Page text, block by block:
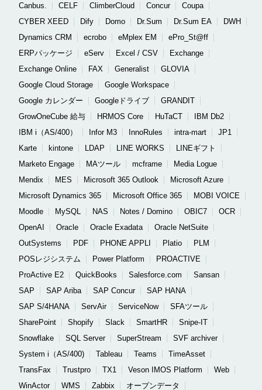
Canbus.
CELF ClimberCloud Concur
Coupa
CYBER XEED
Dify Domo Dr.Sum Dr.Sum EA
DWH
Dynamics CRM
ecrobo eMplex EM
ePro_St@ff
ERPパッケージ
eServ Excel / CSV
Exchange
Exchange Online
FAX Generalist
GLOVIA
Google Cloud Storage
Google Workspace
Google カレンダー
Googleドライブ
GRANDIT
GrowOneCube 給与
HRMOS Core HuTaCT
IBM Db2
IBM i（AS/400）
Infor M3 InnoRules intra-mart
JP1
Karte
kintone LDAP LINE WORKS
LINEギフト
Marketo Engage
MAツール mcframe
Media Logue
Mendix
MES Microsoft 365 Outlook
Microsoft Azure
Microsoft Dynamics 365
Microsoft Office 365
MOBI VOICE
Moodle
MySQL NAS Notes / Domino OBIC7
OCR
OpenAI
Oracle Oracle Exadata
Oracle NetSuite
OutSystems
PDF PHONE APPLI Platio
PLM
POSレジシステム
Power Platform
PROACTIVE
ProActive E2
QuickBooks Salesforce.com
Sansan
SAP
SAP Ariba SAP Concur
SAP HANA
SAP S/4HANA
ServAir ServiceNow
SFAツール
SharePoint
Shopify Slack SmartHR
Snipe-IT
Snowflake
SQL Server SuperStream
SVF archiver
System i（AS/400)
Tableau Teams
TimeAsset
TransFax
Trustpro TX1 Veson IMOS Platform
Web
WinActor
WMS Zabbix
オープンデータ